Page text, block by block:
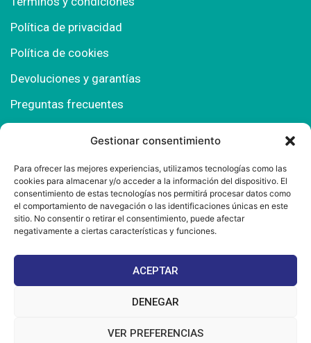
Gestionar consentimiento
Para ofrecer las mejores experiencias, utilizamos tecnologías como las
cookies para almacenar y/o acceder a la información del dispositivo. El
consentimiento de estas tecnologías nos permitirá procesar datos como
el comportamiento de navegación o las identificaciones únicas en este
sitio. No consentir o retirar el consentimiento, puede afectar
negativamente a ciertas características y funciones.
ACEPTAR
DENEGAR
VER PREFERENCIAS
Política de privacidad
Política de cookies
Devoluciones y garantías
Preguntas frecuentes
Polígono Comercial Urbisur (Cita previa) 11130
Chiclana de la Fra. (Cádiz)
667 457 908
info@mantonesdelsur.com
mantonesdelsur@gmail.com